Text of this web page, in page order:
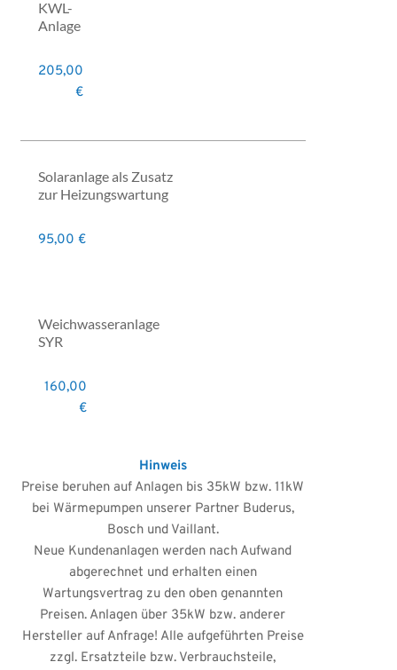
KWL-
Anlage
205,00
€
Solaranlage als Zusatz
zur Heizungswartung
95,00 €
Weichwasseranlage
SYR
160,00
€
Hinweis
Preise beruhen auf Anlagen bis 35kW bzw. 11kW
bei Wärmepumpen unserer Partner Buderus,
Bosch und Vaillant.
Neue Kundenanlagen werden nach Aufwand
abgerechnet und erhalten einen
Wartungsvertrag zu den oben genannten
Preisen. Anlagen über 35kW bzw. anderer
Hersteller auf Anfrage! Alle aufgeführten Preise
zzgl. Ersatzteile bzw. Verbrauchsteile,